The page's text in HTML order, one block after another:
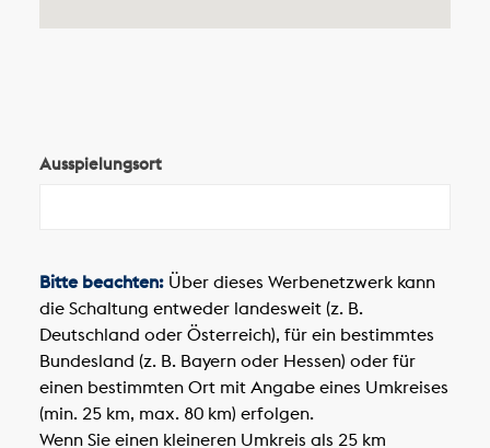
Ausspielungsort
Bitte beachten:Über dieses Werbenetzwerk kann
die Schaltung entweder landesweit (z. B.
Deutschland oder Österreich), für ein bestimmtes
Bundesland (z. B. Bayern oder Hessen) oder für
einen bestimmten Ort mit Angabe eines Umkreises
(min. 25 km, max. 80 km) erfolgen.
Wenn Sie einen kleineren Umkreis als 25 km